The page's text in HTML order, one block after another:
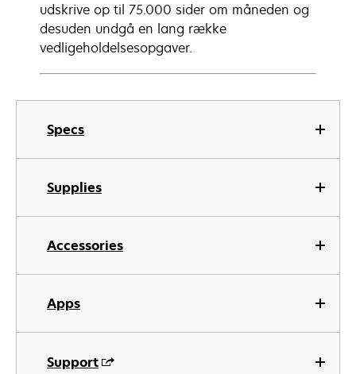
Specs
Supplies
Accessories
Apps
Support
udskrive op til 75.000 sider om måneden og
desuden undgå en lang række
vedligeholdelsesopgaver.